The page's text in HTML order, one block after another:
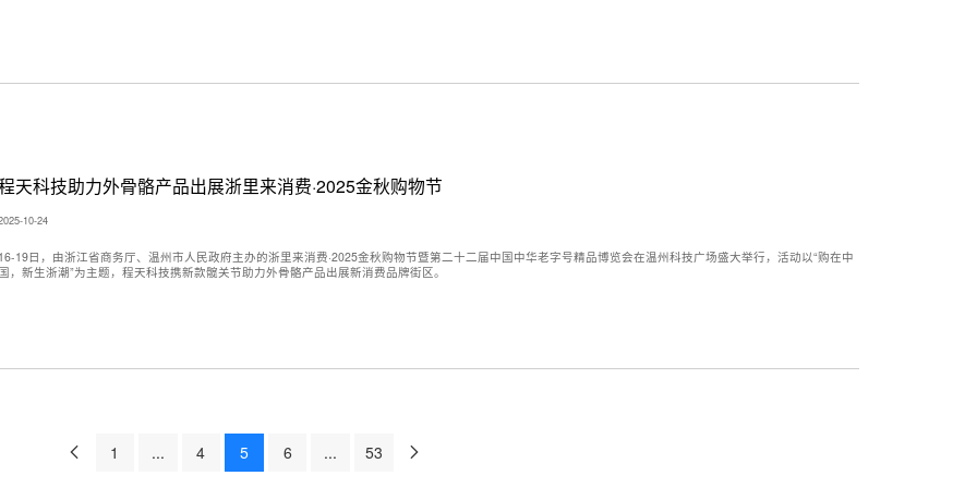
天科技助力外骨骼产品出展浙里来消费·2025金秋购物节
10-24
19日，由浙江省商务厅、温州市人民政府主办的浙里来消费·2025金秋购物节暨第二十二届中国中华老字号精品博览会在温州科技广场盛大举行，活动以“购在中
，新生浙潮”为主题，程天科技携新款髋关节助力外骨骼产品出展新消费品牌街区。
1 ... 4 5 6 ... 53